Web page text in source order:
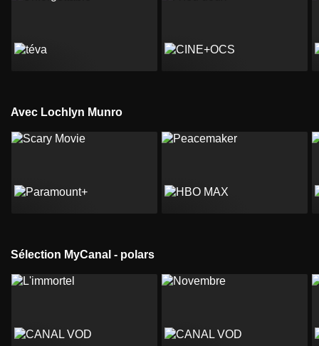
Avec Lochlyn Munro
Sélection MyCanal - polars